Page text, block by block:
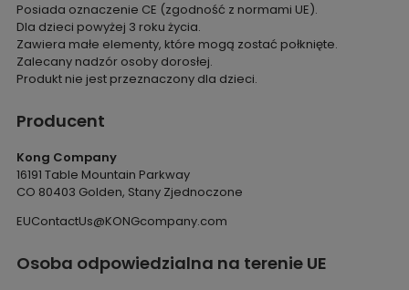
Posiada oznaczenie CE (zgodność z normami UE).
Dla dzieci powyżej 3 roku życia.
Zawiera małe elementy, które mogą zostać połknięte.
Zalecany nadzór osoby dorosłej.
Produkt nie jest przeznaczony dla dzieci.
Producent
Kong Company
16191 Table Mountain Parkway
CO 80403 Golden, Stany Zjednoczone
EUContactUs@KONGcompany.com
Osoba odpowiedzialna na terenie UE